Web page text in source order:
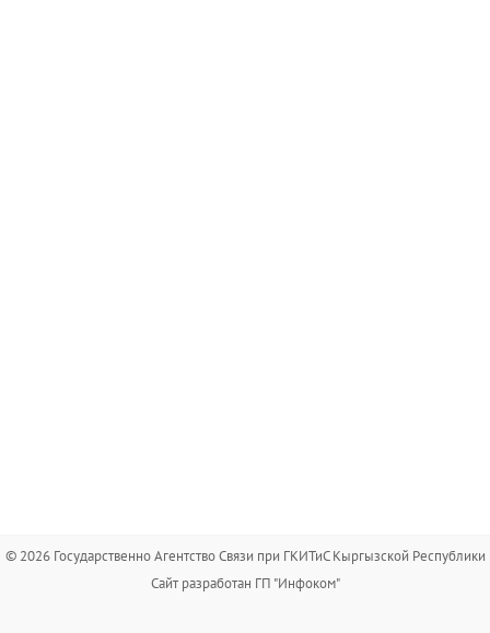
© 2026 Государственно Агентство Связи при ГКИТиС Кыргызской Республики
Сайт разработан ГП "Инфоком"